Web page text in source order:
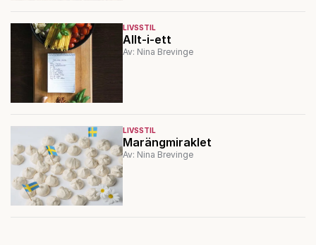
LIVSSTIL
Allt-i-ett
Av: Nina Brevinge
LIVSSTIL
Marängmiraklet
Av: Nina Brevinge